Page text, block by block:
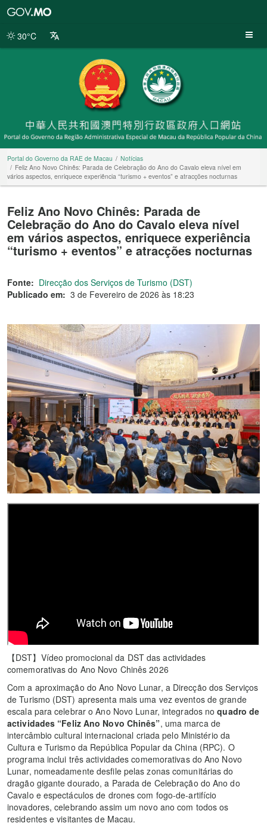
da
30°C
Portal do Governo da RAE de Macau
Notícias
Feliz Ano Novo Chinês: Parada de Celebração do Ano do Cavalo eleva nível em
vários aspectos, enriquece experiência “turismo + eventos” e atracções nocturnas
Feliz Ano Novo Chinês: Parada de
Celebração do Ano do Cavalo eleva nível
em vários aspectos, enriquece experiência
“turismo + eventos” e atracções nocturnas
Fonte: Direcção dos Serviços de Turismo (DST)
Publicado em: 3 de Fevereiro de 2026 às 18:23
【DST】Vídeo promocional da DST das actividades
comemorativas do Ano Novo Chinês 2026
Com a aproximação do Ano Novo Lunar, a Direcção dos Serviços
de Turismo (DST) apresenta mais uma vez eventos de grande
escala para celebrar o Ano Novo Lunar, integrados noquadro de
actividades “Feliz Ano Novo Chinês”, uma marca de
intercâmbio cultural internacional criada pelo Ministério da
Cultura e Turismo da República Popular da China (RPC). O
programa inclui três actividades comemorativas do Ano Novo
Lunar, nomeadamente desfile pelas zonas comunitárias do
dragão gigante dourado, a Parada de Celebração do Ano do
Cavalo e espectáculos de drones com fogo-de-artifício
inovadores, celebrando assim um novo ano com todos os
residentes e visitantes de Macau.